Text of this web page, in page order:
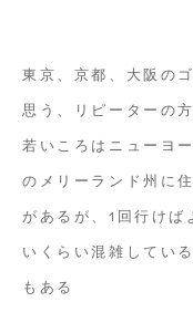
東京、京都、大阪の
思う、リピーターの
若いころはニューヨ
のメリーランド州に
があるが、1回行け
いくらい混雑してい
もある